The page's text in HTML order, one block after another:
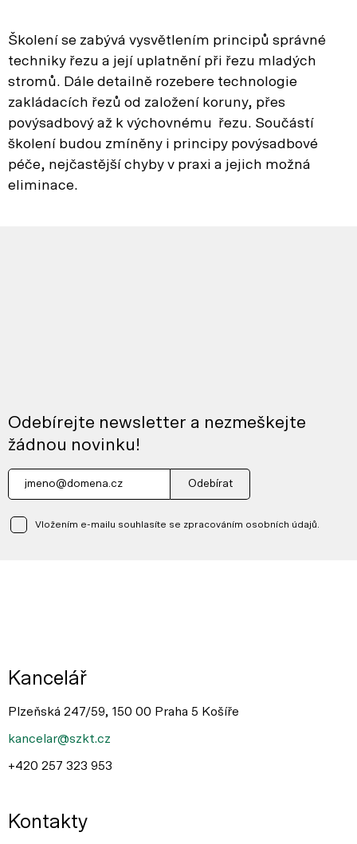
Školení se zabývá vysvětlením principů správné
techniky řezu a její uplatnění při řezu mladých
stromů. Dále detailně rozebere technologie
zakládacích řezů od založení koruny, přes
povýsadbový až k výchovnému řezu. Součástí
školení budou zmíněny i principy povýsadbové
péče, nejčastější chyby v praxi a jejich možná
eliminace.
Odebírejte newsletter a nezmeškejte
žádnou novinku!
Odebírat
Vložením e-mailu souhlasíte se zpracováním osobních údajů.
Kancelář
Plzeňská 247/59, 150 00 Praha 5 Košíře
kancelar@szkt.cz
+420 257 323 953
Kontakty